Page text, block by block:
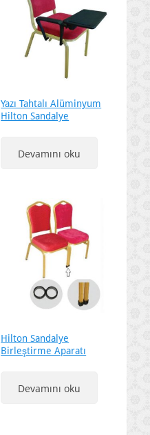
Yazı Tahtalı Alüminyum
Hilton Sandalye
Devamını oku
Hilton Sandalye
Birleştirme Aparatı
Devamını oku